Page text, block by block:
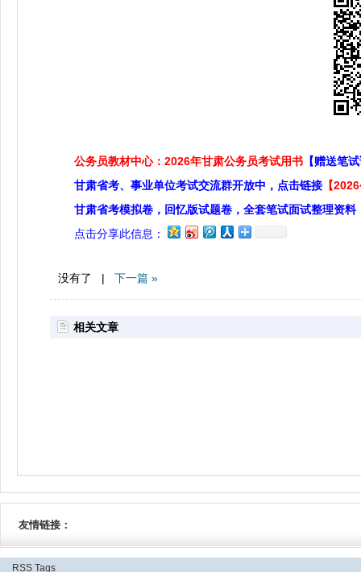
公务员教材中心：2026年甘肃公务员考试用书 【赠送笔
甘肃省考、事业单位考试交流群开放中，点击链接 【
甘肃省考模拟卷，回忆版试题卷，全套笔试面试整理资料
点击分享此信息：
没有了 | 下一篇 »
相关文章
友情链接：
RSS Tags